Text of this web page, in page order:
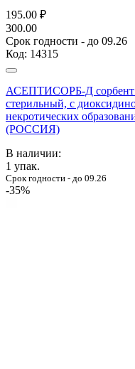
195.00 ₽
300.00
Срок годности - до 09.26
Код: 14315
АСЕПТИСОРБ-Д сорбент
стерильный, с
некротических
(РОССИЯ)
В наличии:
1 упак.
Срок годности - до 09.26
-35%